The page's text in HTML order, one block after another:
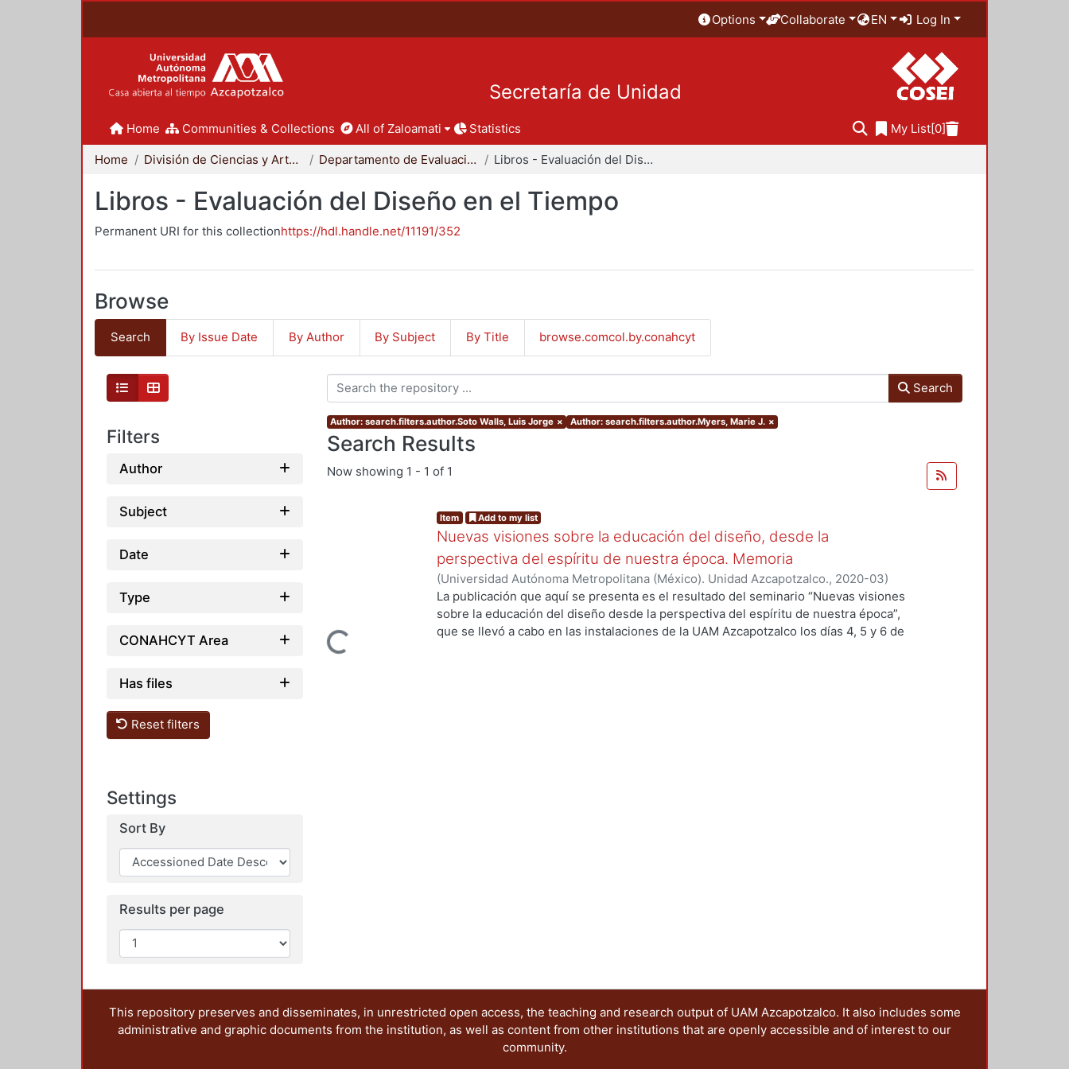
Options Collaborate EN Log In
Secretaría de Unidad
Home Communities & Collections All of Zaloamati Statistics My List[0]
Home División de Ciencias y Artes para el Diseño Departamento de Evaluación del Diseño en el Tiempo Libros - Evaluación del Diseño en el Tiempo
Libros - Evaluación del Diseño en el Tiempo
Permanent URI for this collectionhttps://hdl.handle.net/11191/352
Browse
Search By Issue Date By Author By Subject By Title browse.comcol.by.conahcyt
Filters
Author
Subject
Date
Type
CONAHCYT Area
Has files
Reset filters
Settings
Sort By
Results per page
Search
Author: search.filters.author.Soto Walls, Luis Jorge × Author: search.filters.author.Myers, Marie J. ×
Search Results
Now showing 1 - 1 of 1
Loading...
Item Add to my list
Nuevas visiones sobre la educación del diseño, desde la
perspectiva del espíritu de nuestra época. Memoria
(Universidad Autónoma Metropolitana (México). Unidad Azcapotzalco., 2020-03)
Myers, Marie J.;Gold Kohan, Bela;Dávila Urrutia, Sergio ;Hirata Kitahara, Miguel;
Soto Walls, Luis Jorge; Tovar Romero, Iarene
La publicación que aquí se presenta es el resultado del seminario “Nuevas visiones
sobre la educación del diseño desde la perspectiva del espíritu de nuestra época”,
que se llevó a cabo en las instalaciones de la UAM Azcapotzalco los días 4, 5 y 6 de
This repository preserves and disseminates, in unrestricted open access, the teaching and research output of UAM Azcapotzalco. It also includes some
administrative and graphic documents from the institution, as well as content from other institutions that are openly accessible and of interest to our
community.